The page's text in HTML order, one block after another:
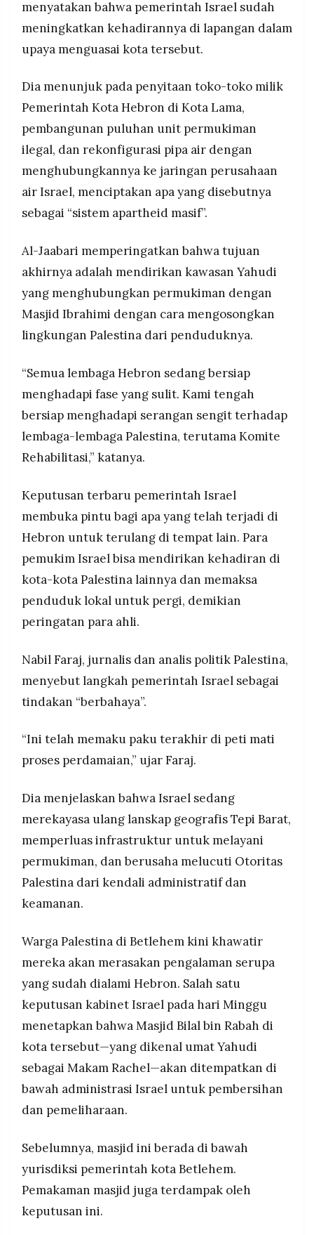
menyatakan bahwa pemerintah Israel sudah
meningkatkan kehadirannya di lapangan dalam
upaya menguasai kota tersebut.
Dia menunjuk pada penyitaan toko-toko milik
Pemerintah Kota Hebron di Kota Lama,
pembangunan puluhan unit permukiman
ilegal, dan rekonfigurasi pipa air dengan
menghubungkannya ke jaringan perusahaan
air Israel, menciptakan apa yang disebutnya
sebagai “sistem apartheid masif”.
Al-Jaabari memperingatkan bahwa tujuan
akhirnya adalah mendirikan kawasan Yahudi
yang menghubungkan permukiman dengan
Masjid Ibrahimi dengan cara mengosongkan
lingkungan Palestina dari penduduknya.
“Semua lembaga Hebron sedang bersiap
menghadapi fase yang sulit. Kami tengah
bersiap menghadapi serangan sengit terhadap
lembaga-lembaga Palestina, terutama Komite
Rehabilitasi,” katanya.
Keputusan terbaru pemerintah Israel
membuka pintu bagi apa yang telah terjadi di
Hebron untuk terulang di tempat lain. Para
pemukim Israel bisa mendirikan kehadiran di
kota-kota Palestina lainnya dan memaksa
penduduk lokal untuk pergi, demikian
peringatan para ahli.
Nabil Faraj, jurnalis dan analis politik Palestina,
menyebut langkah pemerintah Israel sebagai
tindakan “berbahaya”.
“Ini telah memaku paku terakhir di peti mati
proses perdamaian,” ujar Faraj.
Dia menjelaskan bahwa Israel sedang
merekayasa ulang lanskap geografis Tepi Barat,
memperluas infrastruktur untuk melayani
permukiman, dan berusaha melucuti Otoritas
Palestina dari kendali administratif dan
keamanan.
Warga Palestina di Betlehem kini khawatir
mereka akan merasakan pengalaman serupa
yang sudah dialami Hebron. Salah satu
keputusan kabinet Israel pada hari Minggu
menetapkan bahwa Masjid Bilal bin Rabah di
kota tersebut—yang dikenal umat Yahudi
sebagai Makam Rachel—akan ditempatkan di
bawah administrasi Israel untuk pembersihan
dan pemeliharaan.
Sebelumnya, masjid ini berada di bawah
yurisdiksi pemerintah kota Betlehem.
Pemakaman masjid juga terdampak oleh
keputusan ini.